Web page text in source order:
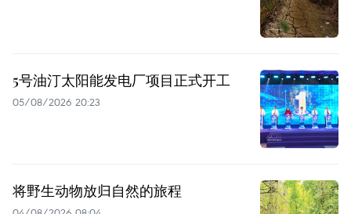
5号油汀太阳能发电厂项目正式开工
05/08/2026 20:23
将野生动物放归自然的旅程